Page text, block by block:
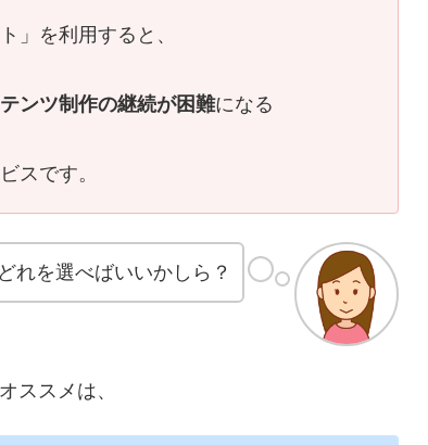
」を利用すると、
ンツ制作の継続が困難になる
スです。
れを選べばいいかしら？
ススメは、